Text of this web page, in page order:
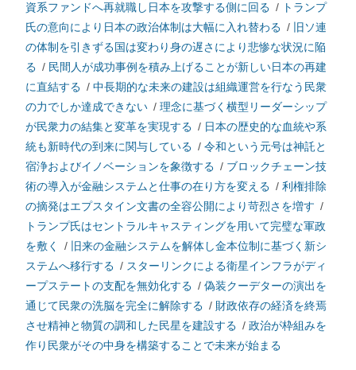
資系ファンドへ再就職し日本を攻撃する側に回る / トランプ
氏の意向により日本の政治体制は大幅に入れ替わる / 旧ソ連
の体制を引きずる国は変わり身の遅さにより悲惨な状況に陥
る / 民間人が成功事例を積み上げることが新しい日本の再建
に直結する / 中長期的な未来の建設は組織運営を行なう民衆
の力でしか達成できない / 理念に基づく横型リーダーシップ
が民衆力の結集と変革を実現する / 日本の歴史的な血統や系
統も新時代の到来に関与している / 令和という元号は神託と
宿浄およびイノベーションを象徴する / ブロックチェーン技
術の導入が金融システムと仕事の在り方を変える / 利権排除
の摘発はエプスタイン文書の全容公開により苛烈さを増す /
トランプ氏はセントラルキャスティングを用いて完璧な軍政
を敷く
/ 旧来の金融システムを解体し金本位制に基づく新シ
ステムへ移行する / スターリンクによる衛星インフラがディ
ープステートの支配を無効化する / 偽装クーデターの演出を
通じて民衆の洗脳を完全に解除する / 財政依存の経済を終焉
させ精神と物質の調和した民星を建設する / 政治が枠組みを
作り民衆がその中身を構築することで未来が始まる